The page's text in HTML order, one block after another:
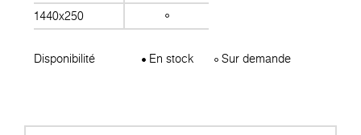
1440x250
Disponibilité En stock Sur demande